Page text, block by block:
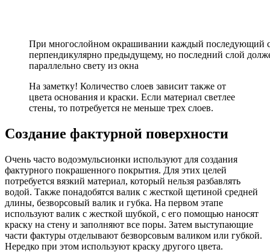
При многослойном окрашивании каждый последующий
перпендикулярно предыдущему, но последний слой
параллельно свету из окна
На заметку! Количество слоев зависит также от
цвета основания и краски. Если материал светлее
стены, то потребуется не меньше трех слоев.
Создание фактурной поверхности
Очень часто водоэмульсионки используют для создания
фактурного покрашенного покрытия. Для этих целей
потребуется вязкий материал, который нельзя разбавлять
водой. Также понадобятся валик с жесткой щетиной средней
длины, безворсовый валик и губка. На первом этапе
используют валик с жесткой шубкой, с его помощью наносят
краску на стену и заполняют все поры. Затем выступающие
части фактуры отделывают безворсовым валиком или губкой.
Нередко при этом используют краску другого цвета.